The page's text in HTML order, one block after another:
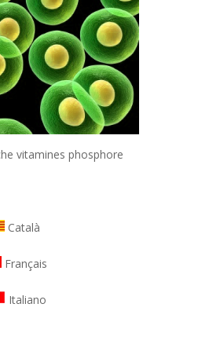
vitamines phosphore
Català
Français
Italiano